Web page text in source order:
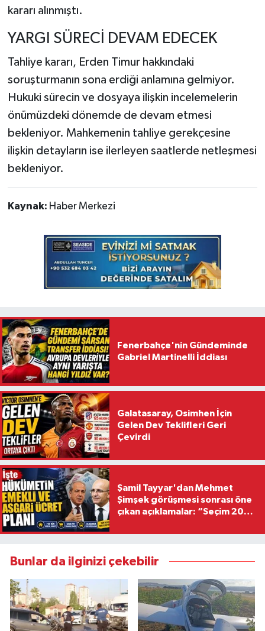
kararı alınmıştı.
YARGI SÜRECİ DEVAM EDECEK
Tahliye kararı, Erden Timur hakkındaki
soruşturmanın sona erdiği anlamına gelmiyor.
Hukuki sürecin ve dosyaya ilişkin incelemelerin
önümüzdeki dönemde de devam etmesi
bekleniyor. Mahkemenin tahliye gerekçesine
ilişkin detayların ise ilerleyen saatlerde netleşmesi
bekleniyor.
Kaynak: Haber Merkezi
Fenerbahçe'nin Gündeminde
Gabriel Martinelli İddiası
Galatasaray, Osimhen İçin
Gelen Dev Teklifleri Geri
Çevirdi
Şamil Tayyar'dan Mehmet
Şimşek görüşmesi sonrası öne
çıkan açıklamalar: “Seçim 2028
Bunlar da ilginizi çekebilir